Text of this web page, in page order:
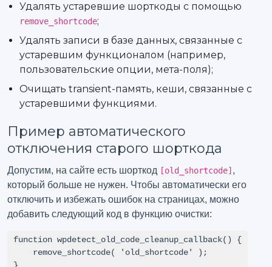
Удалять устаревшие шорткоды с помощью
remove_shortcode;
Удалять записи в базе данных, связанные с
устаревшим функционалом (например,
пользовательские опции, мета-поля);
Очищать transient-память, кеши, связанные с
устаревшими функциями.
Пример автоматического
отключения старого шорткода
Допустим, на сайте есть шорткод [old_shortcode] ,
который больше не нужен. Чтобы автоматически его
отключить и избежать ошибок на страницах, можно
добавить следующий код в функцию очистки:
function wpdetect_old_code_cleanup_callback() {